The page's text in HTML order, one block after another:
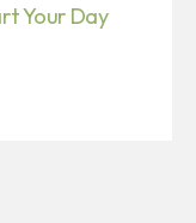
Your Day